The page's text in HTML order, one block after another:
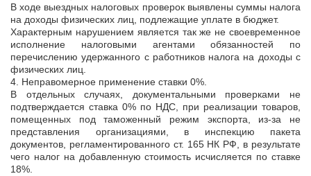
В ходе выездных налоговых проверок выявлены суммы налога
на доходы физических лиц, подлежащие уплате в бюджет.
Характерным нарушением является так же не своевременное
исполнение налоговыми агентами обязанностей по
перечислению удержанного с работников налога на доходы с
физических лиц.
4. Неправомерное применение ставки 0%.
В отдельных случаях, документальными проверками не
подтверждается ставка 0% по НДС, при реализации товаров,
помещенных под таможенный режим экспорта, из-за не
представления организациями, в инспекцию пакета
документов, регламентированного ст. 165 НК РФ, в результате
чего налог на добавленную стоимость исчисляется по ставке
18%.